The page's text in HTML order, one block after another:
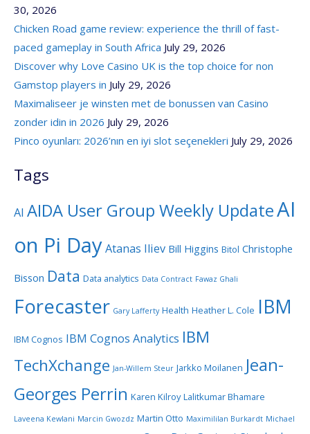
30, 2026
Chicken Road game review: experience the thrill of fast-
paced gameplay in South Africa July 29, 2026
Discover why Love Casino UK is the top choice for non
Gamstop players in July 29, 2026
Maximaliseer je winsten met de bonussen van Casino
zonder idin in 2026 July 29, 2026
Pinco oyunları: 2026’nın en iyi slot seçenekleri July 29, 2026
Tags
AI AIDA User Group Weekly UpdateAI
on Pi DayAtanas Iliev Bill Higgins Bitol Christophe
Bisson Data Data analytics Data Contract Fawaz Ghali
Forecaster Gary Lafferty Health Heather L. Cole IBM
IBM Cognos IBM Cognos Analytics IBM
TechXchange Jan-Willem Steur Jarkko Moilanen Jean-
Georges Perrin Karen Kilroy Lalitkumar Bhamare
Laveena Kewlani Marcin Gwozdz Martin Otto Maximililan Burkardt Michael